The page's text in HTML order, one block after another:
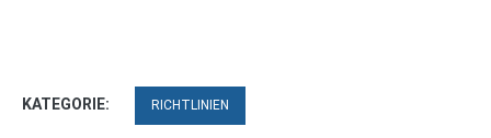
KATEGORIE: RICHTLINIEN